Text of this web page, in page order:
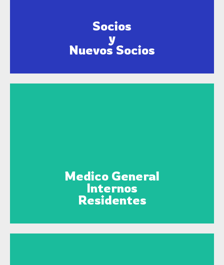
Socios
y
Nuevos Socios
Medico General
Internos
Residentes